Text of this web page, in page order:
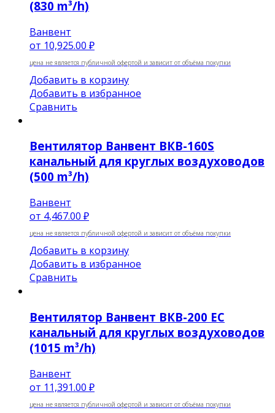
(830 m³/h)
Ванвент
от 10,925.00 ₽
цена не является публичной офертой и зависит от объёма покупки
Добавить в корзину
Добавить в избранное
Сравнить
Вентилятор Ванвент ВКВ-160S
канальный для круглых воздуховодов
(500 m³/h)
Ванвент
от 4,467.00 ₽
цена не является публичной офертой и зависит от объёма покупки
Добавить в корзину
Добавить в избранное
Сравнить
Вентилятор Ванвент ВКВ-200 EC
канальный для круглых воздуховодов
(1015 m³/h)
Ванвент
от 11,391.00 ₽
цена не является публичной офертой и зависит от объёма покупки